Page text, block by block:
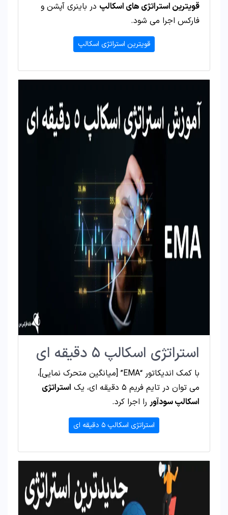
قویترین استراتژی های اسکالپ در باینری آپشن و
فارکس اجرا می شود.
قویترین استراتژی اسکالپ
استراتژی اسکالپ ۵ دقیقه ای
با کمک اندیکاتور “EMA” [میانگین متحرک نمایی]،
می توان در تایم فریم ۵ دقیقه ای، یک
استراتژی
اسکالپ سودآور را اجرا کرد.
استراتژی اسکالپ ۵ دقیقه ای